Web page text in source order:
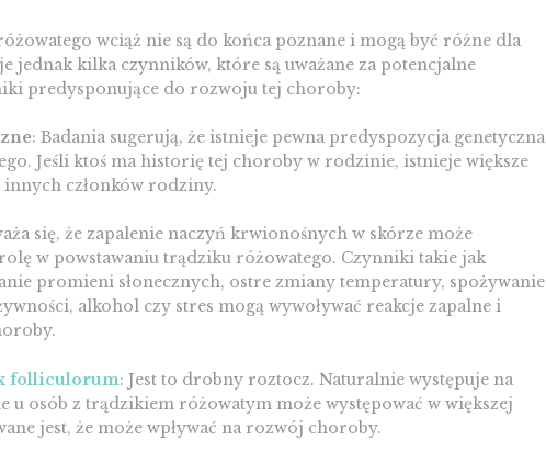
wciąż nie są do końca poznane i mogą być różne dla
jednak kilka czynników, które są uważane za potencjalne
predysponujące do rozwoju tej choroby:
: Badania sugerują, że istnieje pewna predyspozycja genetyczna
Jeśli ktoś ma historię tej choroby w rodzinie, istnieje większe
członków rodziny.
się, że zapalenie naczyń krwionośnych w skórze może
w powstawaniu trądziku różowatego. Czynniki takie jak
promieni słonecznych, ostre zmiany temperatury, spożywanie
alkohol czy stres mogą wywoływać reakcje zapalne i
folliculorum: Jest to drobny roztocz. Naturalnie występuje na
u osób z trądzikiem różowatym może występować w większej
jest, że może wpływać na rozwój choroby.